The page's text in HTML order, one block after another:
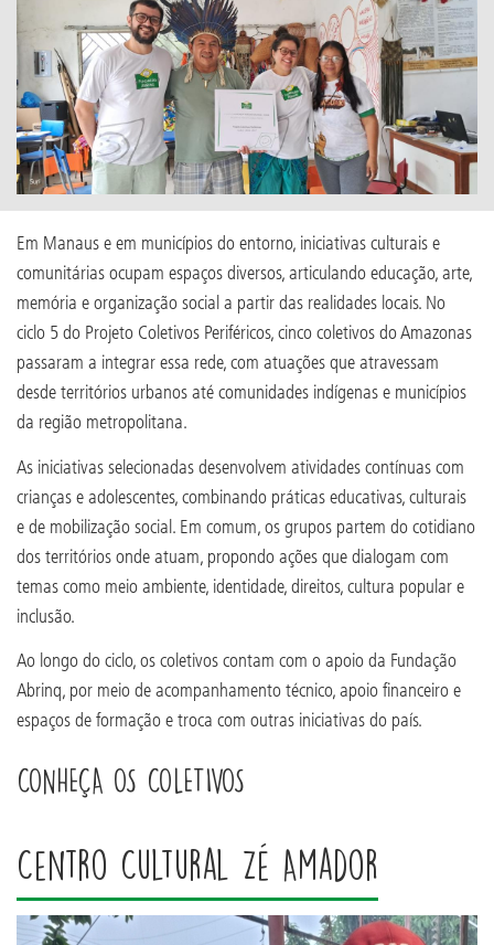
Em Manaus e em municípios do entorno, iniciativas culturais e
comunitárias ocupam espaços diversos, articulando educação, arte,
memória e organização social a partir das realidades locais. No
ciclo 5 do Projeto Coletivos Periféricos, cinco coletivos do Amazonas
passaram a integrar essa rede, com atuações que atravessam
desde territórios urbanos até comunidades indígenas e municípios
da região metropolitana.
As iniciativas selecionadas desenvolvem atividades contínuas com
crianças e adolescentes, combinando práticas educativas, culturais
e de mobilização social. Em comum, os grupos partem do cotidiano
dos territórios onde atuam, propondo ações que dialogam com
temas como meio ambiente, identidade, direitos, cultura popular e
inclusão.
Ao longo do ciclo, os coletivos contam com o apoio da Fundação
Abrinq, por meio de acompanhamento técnico, apoio financeiro e
espaços de formação e troca com outras iniciativas do país.
CONHEÇA OS COLETIVOS
Centro Cultural Zé Amador